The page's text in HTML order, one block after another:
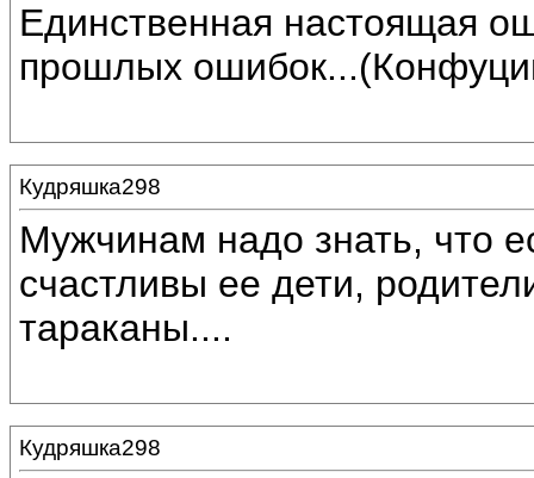
Единственная настоящая
прошлых
Кудряшка298
Мужчинам надо знать, что
счастливы ее дети,
тараканы....
Кудряшка298